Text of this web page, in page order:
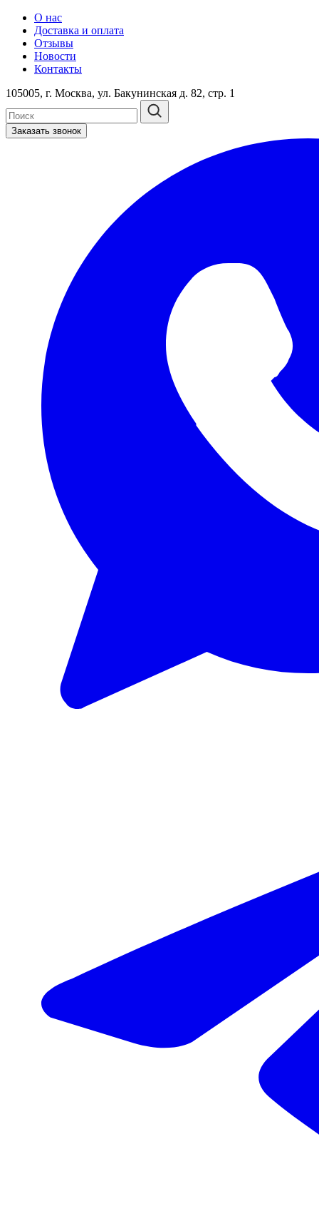
О нас
Доставка и оплата
Отзывы
Новости
Контакты
105005, г. Москва, ул. Бакунинская д. 82, стр. 1
Заказать звонок